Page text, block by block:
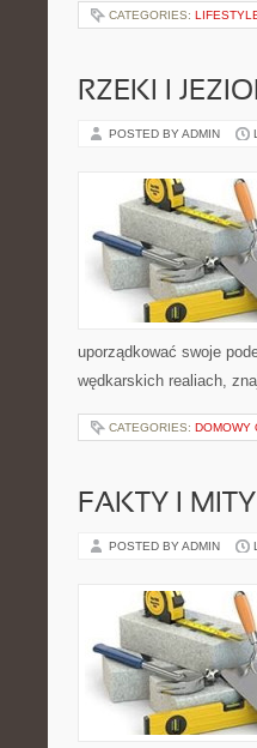
CATEGORIES:
RZEKI I
POSTED BY ADMIN
uporządkować swoje
wędkarskich realiach,
CATEGORIES: DOMOWY
FAKTY I
POSTED BY ADMIN